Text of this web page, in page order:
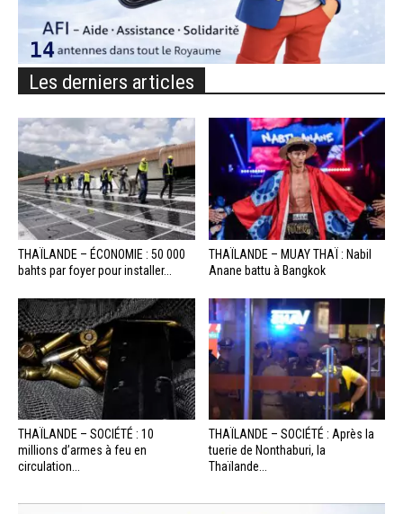
Les derniers articles
THAÏLANDE – ÉCONOMIE : 50 000
bahts par foyer pour installer...
THAÏLANDE – MUAY THAÏ : Nabil
Anane battu à Bangkok
THAÏLANDE – SOCIÉTÉ : 10
millions d’armes à feu en
circulation...
THAÏLANDE – SOCIÉTÉ : Après la
tuerie de Nonthaburi, la
Thaïlande...